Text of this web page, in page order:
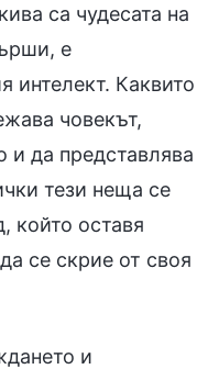
са чудесата на
е
интелект. Каквито
човекът,
и да представлява
тези неща се
който оставя
се скрие от своя
и